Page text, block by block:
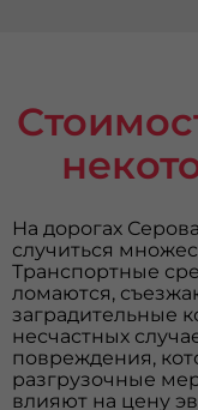
На дорогах
случиться
Транспортные
ломаются,
заградительные
несчастных
повреждения,
разгрузочные
влияют на цену